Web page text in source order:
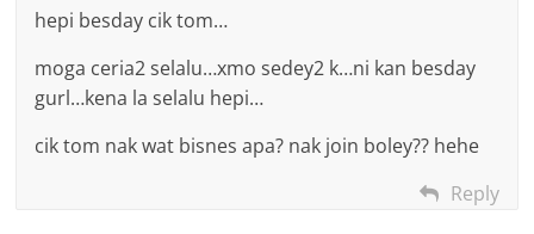
hepi besday cik tom…
moga ceria2 selalu…xmo sedey2 k…ni kan besday
gurl…kena la selalu hepi…
cik tom nak wat bisnes apa? nak join boley?? hehe
Reply